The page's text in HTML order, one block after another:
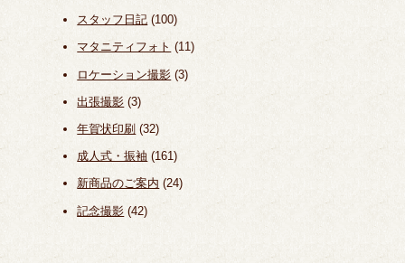
スタッフ日記 (100)
マタニティフォト (11)
ロケーション撮影 (3)
出張撮影 (3)
年賀状印刷 (32)
成人式・振袖 (161)
新商品のご案内 (24)
記念撮影 (42)